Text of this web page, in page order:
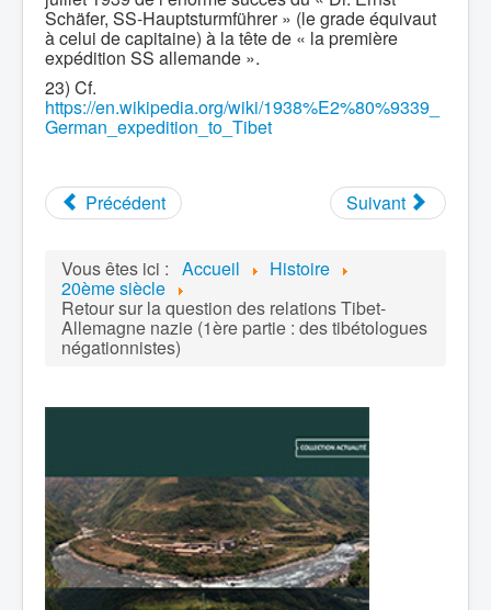
Schäfer, SS-Hauptsturmführer » (le grade équivaut
à celui de capitaine) à la tête de « la première
expédition SS allemande ».
23) Cf.
https://en.wikipedia.org/wiki/1938%E2%80%9339_
German_expedition_to_Tibet
Précédent Suivant
Vous êtes ici : Accueil Histoire
20ème siècle
Retour sur la question des relations Tibet-
Allemagne nazie (1ère partie : des tibétologues
négationnistes)